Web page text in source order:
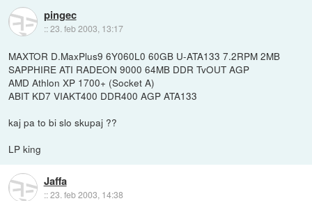
pingec
::23. feb 2003, 13:17
MAXTOR D.MaxPlus9 6Y060L0 60GB U-ATA133 7.2RPM 2MB
SAPPHIRE ATI RADEON 9000 64MB DDR TvOUT AGP
AMD Athlon XP 1700+ (Socket A)
ABIT KD7 VIAKT400 DDR400 AGP ATA133
kaj pa to bi slo skupaj ??
LP king
Jaffa
::23. feb 2003, 14:38